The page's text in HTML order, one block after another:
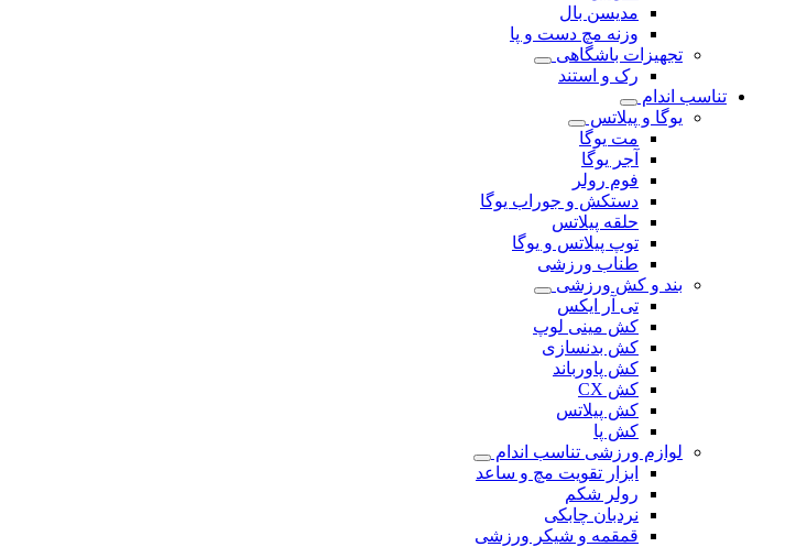
مدیسن بال
وزنه مچ دست و پا
تجهیزات باشگاهی
رک و استند
تناسب اندام
یوگا و پیلاتس
مت یوگا
آجر یوگا
فوم رولر
دستکش و جوراب یوگا
حلقه پیلاتس
توپ پیلاتس و یوگا
طناب ورزشی
بند و کش ورزشی
تی آر ایکس
کش مینی لوپ
کش بدنسازی
کش پاورباند
کش CX
کش پیلاتس
کش پا
لوازم ورزشی تناسب اندام
ابزار تقویت مچ و ساعد
رولر شکم
نردبان چابکی
قمقمه و شیکر ورزشی